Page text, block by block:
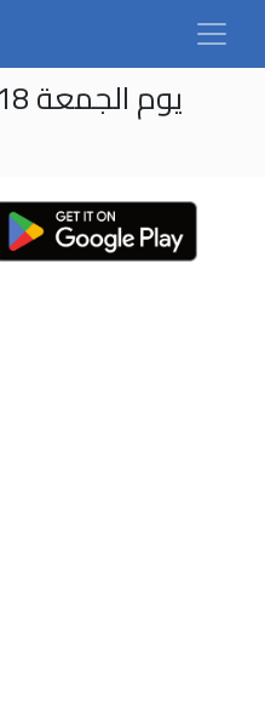
يوم الجمعة 18 محرم 1448 هـ